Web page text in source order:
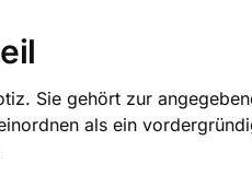
Sie gehört zur
als ein